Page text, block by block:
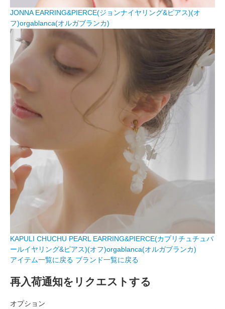
JONNA EARRING&PIERCE(ジョンナイヤリング&ピアス)(オ
フ)orgablanca(オルガブランカ)
KAPULI CHUCHU PEARL EARRING&PIERCE(カプリチュチュパ
ールイヤリング&ピアス)(オフ)orgablanca(オルガブランカ)
アイテム一覧に戻る ブランド一覧に戻る
再入荷通知をリクエストする
オプション